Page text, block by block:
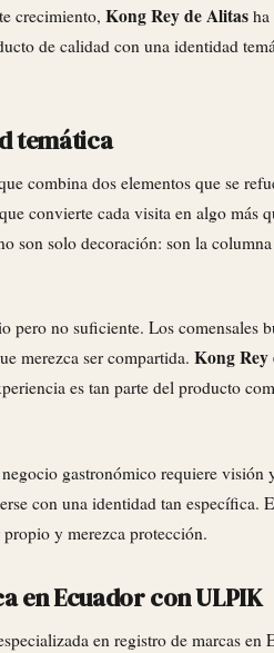
crecimiento, Kong Rey de Alitas ha
de calidad con una identidad
temática
combina dos elementos que se
convierte cada visita en algo más
son solo decoración: son la
pero no suficiente. Los comensales
merezca ser compartida. Kong Rey
es tan parte del producto
gastronómico requiere visión
con una identidad tan específica.
y merezca protección.
en Ecuador con ULPIK
en registro de marcas en